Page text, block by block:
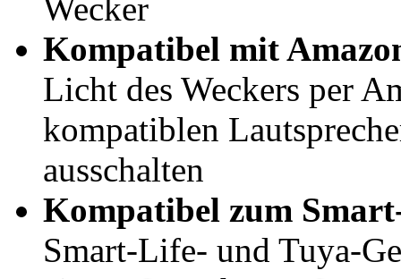
Wecker
Kompatibel mit
Licht des Weckers per
kompatiblen
ausschalten
Kompatibel zum
Smart-Life- und Tuya-